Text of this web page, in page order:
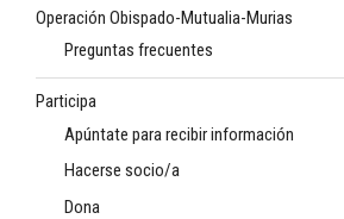
Operación Obispado-Mutualia-Murias
Preguntas frecuentes
Participa
Apúntate para recibir información
Hacerse socio/a
Dona